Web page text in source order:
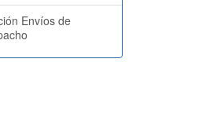
Envíos de